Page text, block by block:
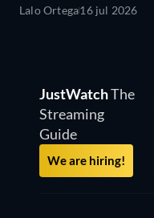
Lalo Ortega16 jul 2026
JustWatchThe
Streaming
Guide
We are hiring!